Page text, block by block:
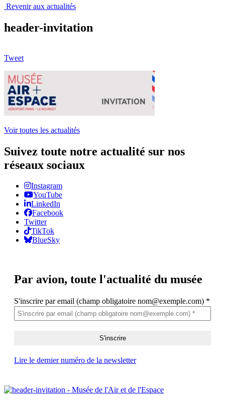
Revenir aux actualités
header-invitation
Tweet
Voir toutes les actualités
Suivez toute notre actualité sur nos
réseaux sociaux
Instagram
YouTube
LinkedIn
Facebook
Twitter
TikTok
BlueSky
Par avion, toute l'actualité du musée
S'inscrire par email (champ obligatoire nom@exemple.com) *
Lire le dernier numéro de la newsletter